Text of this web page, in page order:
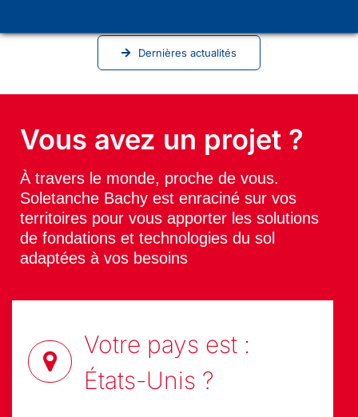
Dernières actualités
Vous avez un projet ?
À travers le monde, proche de vous.
Soletanche Bachy est enraciné sur vos
territoires pour vous apporter les solutions
de fondations et technologies du sol
adaptées à vos besoins
Votre pays est :
États-Unis ?